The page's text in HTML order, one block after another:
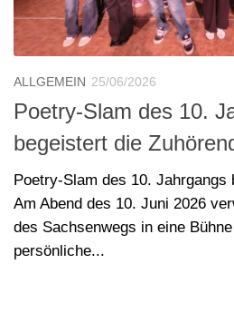
ALLGEMEIN 25/06/2026
Poetry-Slam des 10.
begeistert die
Poetry-Slam des 10. Jahrgangs
Am Abend des 10. Juni 2026
des Sachsenwegs in eine
persönliche...